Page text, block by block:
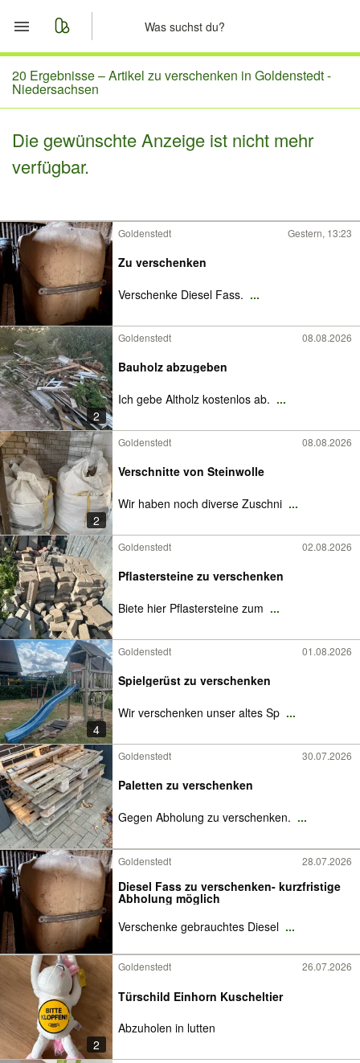
Start
Merkliste
Nachrichten
20 Ergebnisse –Artikel zu verschenken in Goldenstedt -
Niedersachsen
Die gewünschte Anzeige ist nicht mehr
verfügbar.
Goldenstedt Gestern, 13:23
Zu verschenken
Verschenke Diesel Fass. ...
2
Goldenstedt 08.08.2026
Bauholz abzugeben
Ich gebe Altholz kostenlos ab. ...
2
Goldenstedt 08.08.2026
Verschnitte von Steinwolle
Wir haben noch diverse Zuschni ...
Goldenstedt 02.08.2026
Pflastersteine zu verschenken
Biete hier Pflastersteine zum ...
4
Goldenstedt 01.08.2026
Spielgerüst zu verschenken
Wir verschenken unser altes Sp ...
Goldenstedt 30.07.2026
Paletten zu verschenken
Gegen Abholung zu verschenken. ...
Goldenstedt 28.07.2026
Diesel Fass zu verschenken- kurzfristige
Abholung möglich
Verschenke gebrauchtes Diesel ...
2
Goldenstedt 26.07.2026
Türschild Einhorn Kuscheltier
Abzuholen in lutten